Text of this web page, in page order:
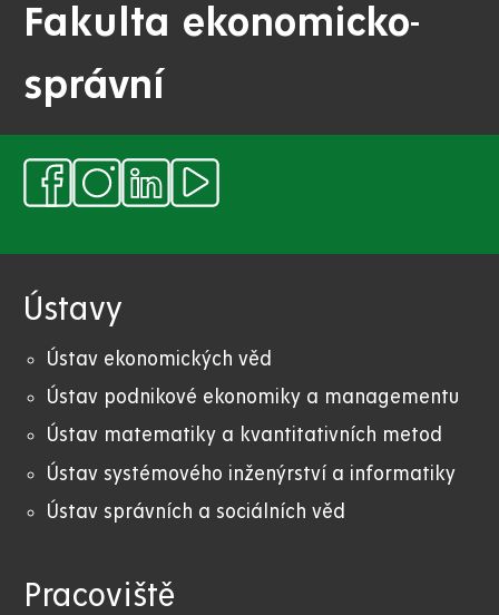
Fakulta ekonomicko-
správní
Ústavy
Ústav ekonomických věd
Ústav podnikové ekonomiky a managementu
Ústav matematiky a kvantitativních metod
Ústav systémového inženýrství a informatiky
Ústav správních a sociálních věd
Pracoviště